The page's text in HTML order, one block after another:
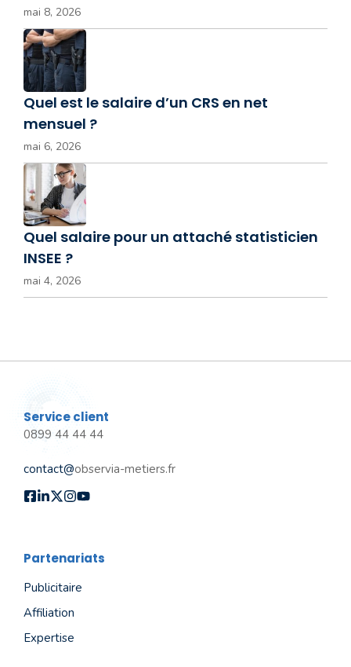
mai 8, 2026
Quel est le salaire d’un CRS en net
mensuel ?
mai 6, 2026
Quel salaire pour un attaché statisticien
INSEE ?
mai 4, 2026
Service client
0899 44 44 44
contact@observia-metiers.fr
Partenariats
Publicitaire
Affiliation
Expertise